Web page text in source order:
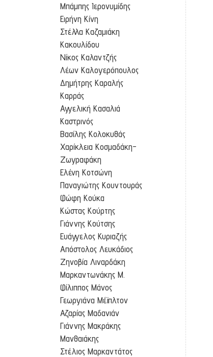
Μπάμπης Ιερονυμίδης
Ειρήνη Κίνη
Στέλλα Καζαμιάκη
Κακουλίδου
Νίκος Καλαντζής
Λέων Καλογερόπουλος
Δημήτρης Καραλής
Καρράς
Αγγελική Κασαλιά
Καστρινός
Βασίλης Κολοκυθάς
Χαρίκλεια Κοσμαδάκη-
Ζωγραφάκη
Ελένη Κοτσώνη
Παναγιώτης Κουντουράς
Φώφη Κούκα
Κώστας Κούρτης
Γιάννης Κούτσης
Ευάγγελος Κυριαζής
Απόστολος Λευκάδιος
Ζηνοβία Λιναρδάκη
Μαρκαντωνάκης Μ.
Φίλιππος Μάνος
Γεωργιάνα Μέϊπλτον
Αζαρίας Μαδανιάν
Γιάννης Μακράκης
Μανθαιάκης
Στέλιος Μαρκαντάτος